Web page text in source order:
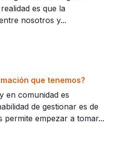
es que la
nosotros y...
que tenemos?
en comunidad es
de gestionar es de
permite empezar a tomar...